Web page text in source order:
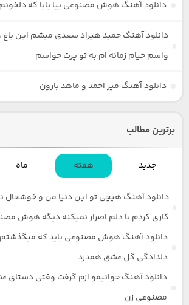
دانلود آهنگ هوش مصنوعی بیا بابا که
دانلود آهنگ حمید هیراد سعدی میشم این
واسم خیام زمانه ام به تو پرت حواسم
دانلود آهنگ میر احمد و ماهد بارون
برترین مطالب
جدید هفته ماه
دانلود آهنگ هیچی تو این دنیا من و خوشحال
کاری کردم با دلم اصرار نمیکنه دیگه هوش
دانلود آهنگ هوش مصنوعی باید که
دلدادگی گل عشق همدرد
دانلود آهنگ جوانیمو ازم گرفت وقتی
مصنوعی زن